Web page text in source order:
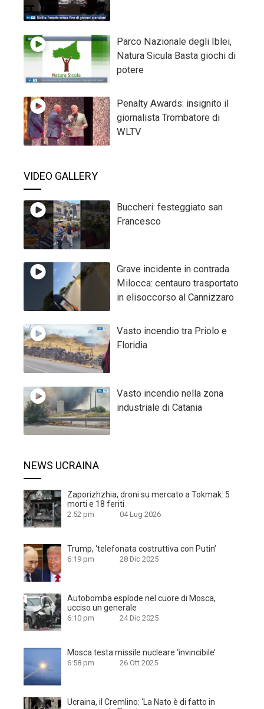
Parco Nazionale degli Iblei,
Natura Sicula Basta giochi di
potere
Penalty Awards: insignito il
giornalista Trombatore di
WLTV
VIDEO GALLERY
Buccheri: festeggiato san
Francesco
Grave incidente in contrada
Milocca: centauro trasportato
in elisoccorso al Cannizzaro
Vasto incendio tra Priolo e
Floridia
Vasto incendio nella zona
industriale di Catania
NEWS UCRAINA
Zaporizhzhia, droni su mercato a Tokmak: 5
morti e 18 feriti
2:52 pm 04 Lug 2026
Trump, ‘telefonata costruttiva con Putin’
6:19 pm 28 Dic 2025
Autobomba esplode nel cuore di Mosca,
ucciso un generale
6:10 pm 24 Dic 2025
Mosca testa missile nucleare ‘invincibile’
6:58 pm 26 Ott 2025
Ucraina, il Cremlino: ‘La Nato è di fatto in